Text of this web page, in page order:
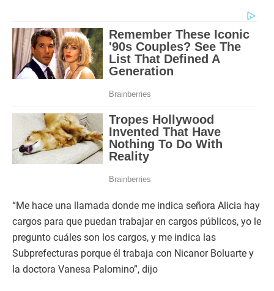
“Me hace una llamada donde me indica señora Alicia hay
cargos para que puedan trabajar en cargos públicos, yo le
pregunto cuáles son los cargos, y me indica las
Subprefecturas porque él trabaja con Nicanor Boluarte y
la doctora Vanesa Palomino”, dijo